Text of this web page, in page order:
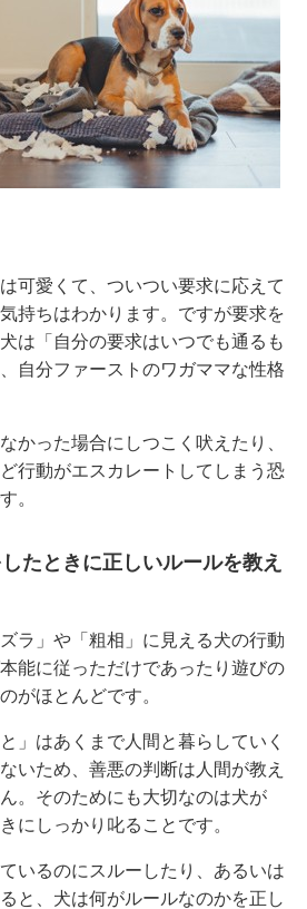
可愛くて、ついつい要求に応えて
持ちはわかります。ですが要求を
は「自分の要求はいつでも通るも
自分ファーストのワガママな性格
かった場合にしつこく吠えたり、
行動がエスカレートしてしまう恐
。
たときに正しいルールを教え
ラ」や「粗相」に見える犬の行動
能に従っただけであったり遊びの
がほとんどです。
」はあくまで人間と暮らしていく
いため、善悪の判断は人間が教え
。そのためにも大切なのは犬が
にしっかり叱ることです。
いるのにスルーしたり、あるいは
と、犬は何がルールなのかを正し